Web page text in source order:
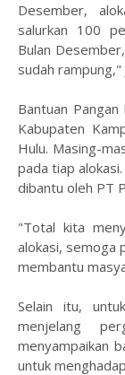
Desember,
salurkan 100
Bulan
sudah rampung,"
Bantuan
Kabupaten
Hulu. Masing-
pada tiap
dibantu oleh PT
"Total kita
alokasi, semoga
membantu
Selain itu,
menjelang
menyampaikan
untuk